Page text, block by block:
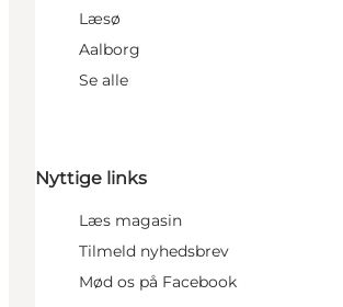
Læsø
Aalborg
Se alle
Nyttige links
Læs magasin
Tilmeld nyhedsbrev
Mød os på Facebook